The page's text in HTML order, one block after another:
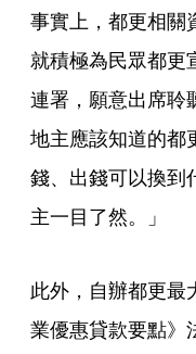
事實上，都更相關
就積極為民眾都更
連署，願意出席聆
地主應該知道的都
錢、出錢可以換到
主一目了然。」
此外，自辦都更最
業優惠貸款要點》